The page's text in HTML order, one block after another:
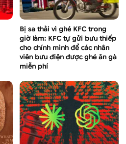
Bị sa thải vì ghé KFC trong
giờ làm: KFC tự gửi bưu thiếp
cho chính mình để các nhân
viên bưu điện được ghé ăn gà
miễn phí